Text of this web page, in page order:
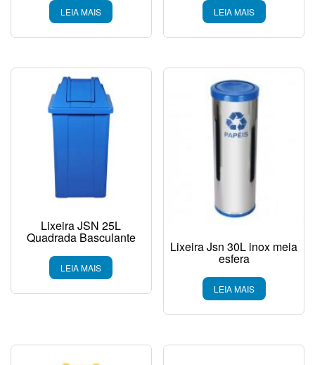
LEIA MAIS LEIA MAIS
Lixeira JSN 25L
Quadrada Basculante
LEIA MAIS
Lixeira Jsn 30L inox meia
esfera
LEIA MAIS